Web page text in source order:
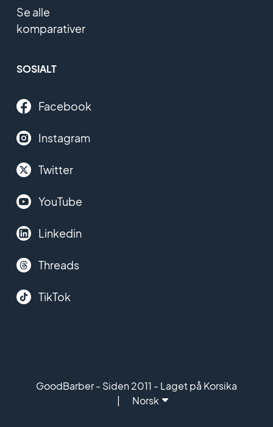
Se alle
komparativer
SOSIALT
Facebook
Instagram
Twitter
YouTube
Linkedin
Threads
TikTok
GoodBarber - Siden 2011 - Laget på Korsika
Norsk